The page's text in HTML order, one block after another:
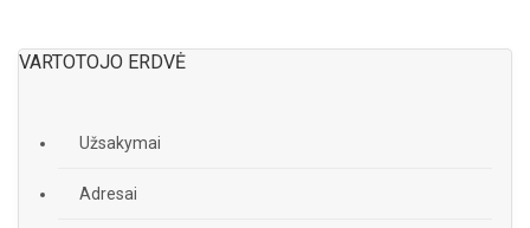
VARTOTOJO ERDVĖ
Užsakymai
Adresai